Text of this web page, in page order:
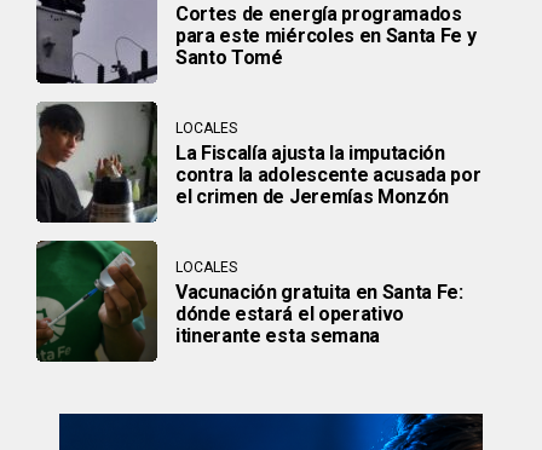
Cortes de energía programados
para este miércoles en Santa Fe y
Santo Tomé
LOCALES
La Fiscalía ajusta la imputación
contra la adolescente acusada por
el crimen de Jeremías Monzón
LOCALES
Vacunación gratuita en Santa Fe:
dónde estará el operativo
itinerante esta semana